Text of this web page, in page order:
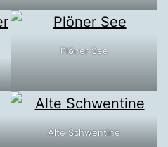
Plöner See
Alte Schwentine